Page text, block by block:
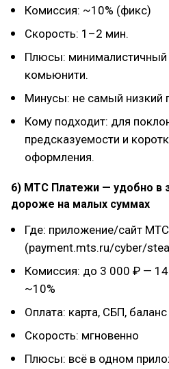
Комиссия: ~10% (фикс)
Скорость: 1–2 мин.
Плюсы: минималистичный
комьюнити.
Минусы: не самый низкий
Кому подходит: для
предсказуемости и
оформления.
6) МТС Платежи — удобно в
дороже на малых суммах
Где: приложение/сайт МТС
(payment.mts.ru/cyber/
Комиссия: до 3 000 ₽ —
~10%
Оплата: карта, СБП,
Скорость: мгновенно
Плюсы: всё в одном